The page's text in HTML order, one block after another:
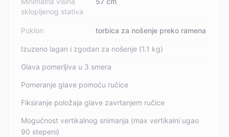
sklopljenog stativa
Poklon torbica za nošenje preko ramena
Izuzeno lagan i zgodan za nošenje (1.1 kg)
Glava pomerljiva u 3 smera
Pomeranje glave pomoću ručice
Fiksiranje položaja glave zavrtanjem ručice
Mogućnost vertikalnog snimanja (max vertikalni ugao
90 stepeni)